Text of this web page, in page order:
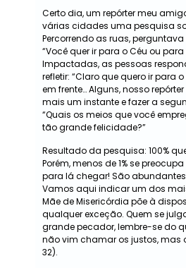
Certo dia, um repórter meu
várias cidades uma pesquisa
Percorrendo as ruas,
“Você quer ir para o Céu ou para
Impactadas, as pessoas
refletir: “Claro que quero ir para
em frente… Alguns, nosso
mais um instante e fazer a
“Quais os meios que você
tão grande felicidade?”
Resultado da pesquisa: 100%
Porém, menos de 1% se
para lá chegar! São abundantes
Vamos aqui indicar um dos
Mãe de Misericórdia põe à
qualquer exceção. Quem se
grande pecador, lembre-se do
não vim chamar os justos, mas
32).